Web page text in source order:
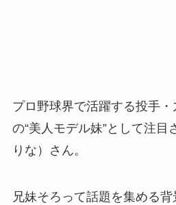
プロ野球界で活躍する投手
の“美人モデル妹”として注目
りな）さん。
兄妹そろって話題を集める